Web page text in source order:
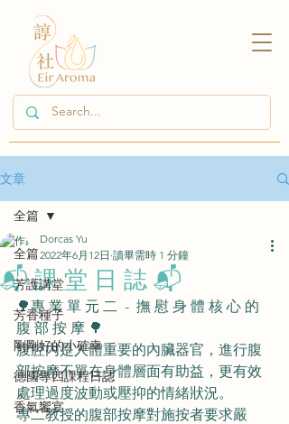
文章
全篇
芳護講堂
芳香種子
剛剛好的小確幸
德國專四課程日誌
香氣饗宴
全篇
📬 課 堂 日 誌 📬
Dorcas Yu
2022年6月12日 讀畢需時 1 分鐘
🌳專 業 單 元 二  -  撫 慰 身 體 核 心 的
腹 部 按 摩 🌳
腹腔內是人體重要的內臟器官，進行腹
部按摩不單在身體層面有助益，更有效
處理過度波動或壓抑的情緒狀況。
專二教授的腹部按摩對施按者要求嚴